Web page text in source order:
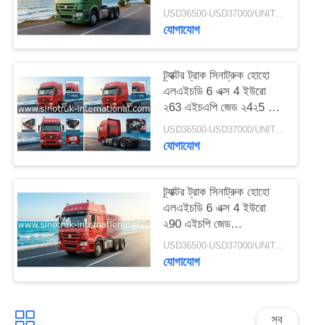
গোপনীয়তা
নীতি
ওয়া
USD36500-USD37000/UNIT)negotiation MOQ:1 ইউনিট
যোগাযোগ
ট্র্যাক্টর ট্রাক সিনাট্রুক হোহো
এলএইচডি 6 এক্স 4 ইউরো
২63 এইচএপি জেড ২4২5 এন
7২41 ওয়া
USD36500-USD37000/UNIT)negotiation MOQ:1 ইউনিট
যোগাযোগ
ট্র্যাক্টর ট্রাক সিনাট্রুক হোহো
এলএইচডি 6 এক্স 4 ইউরো
২90 এইচপি জেড
২4২57২324২ ভি
USD36500-USD37000/UNIT)negotiation MOQ:1 ইউনিট
যোগাযোগ
সব